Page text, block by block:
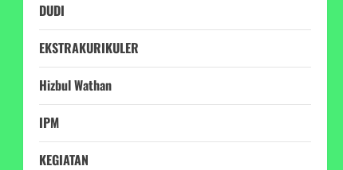
DUDI
EKSTRAKURIKULER
Hizbul Wathan
IPM
KEGIATAN